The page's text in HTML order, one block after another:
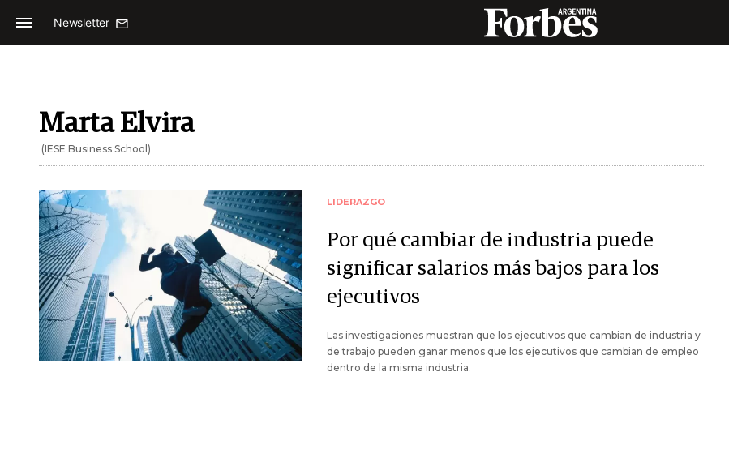
Newsletter
Marta Elvira
(IESE Business School)
LIDERAZGO
Por qué cambiar de industria puede
significar salarios más bajos para los
ejecutivos
Las investigaciones muestran que los ejecutivos que cambian de industria y
de trabajo pueden ganar menos que los ejecutivos que cambian de empleo
dentro de la misma industria.